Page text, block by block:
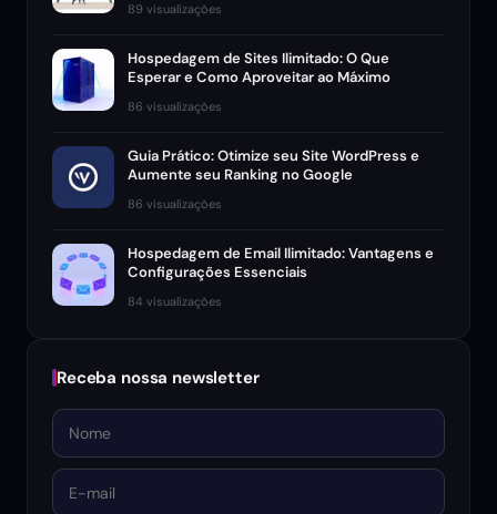
89 visualizações
Hospedagem de Sites Ilimitado: O Que
Esperar e Como Aproveitar ao Máximo
86 visualizações
Guia Prático: Otimize seu Site WordPress e
Aumente seu Ranking no Google
86 visualizações
Hospedagem de Email Ilimitado: Vantagens e
Configurações Essenciais
84 visualizações
Receba nossa newsletter
Nome
E-mail